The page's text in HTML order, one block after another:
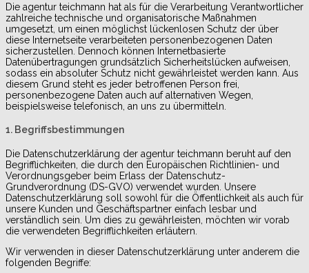
Die agentur teichmann hat als für die Verarbeitung Verantwortlicher
zahlreiche technische und organisatorische Maßnahmen
umgesetzt, um einen möglichst lückenlosen Schutz der über
diese Internetseite verarbeiteten personenbezogenen Daten
sicherzustellen. Dennoch können Internetbasierte
Datenübertragungen grundsätzlich Sicherheitslücken aufweisen,
sodass ein absoluter Schutz nicht gewährleistet werden kann. Aus
diesem Grund steht es jeder betroffenen Person frei,
personenbezogene Daten auch auf alternativen Wegen,
beispielsweise telefonisch, an uns zu übermitteln.
1. Begriffsbestimmungen
Die Datenschutzerklärung der agentur teichmann beruht auf den
Begrifflichkeiten, die durch den Europäischen Richtlinien- und
Verordnungsgeber beim Erlass der Datenschutz-
Grundverordnung (DS-GVO) verwendet wurden. Unsere
Datenschutzerklärung soll sowohl für die Öffentlichkeit als auch für
unsere Kunden und Geschäftspartner einfach lesbar und
verständlich sein. Um dies zu gewährleisten, möchten wir vorab
die verwendeten Begrifflichkeiten erläutern.
Wir verwenden in dieser Datenschutzerklärung unter anderem die
folgenden Begriffe: